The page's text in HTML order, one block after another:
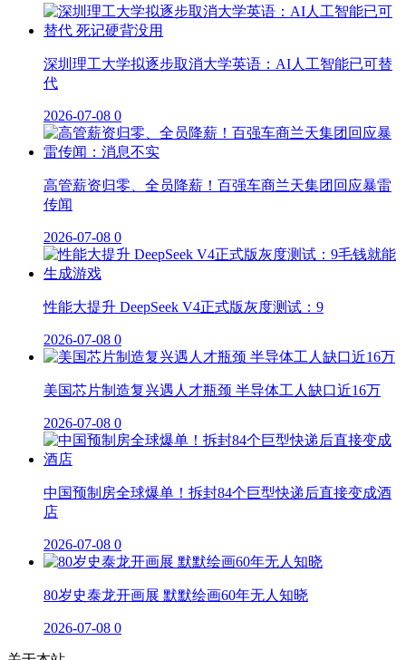
深圳理工大学拟逐步取消大学英语：AI人工智能已可替
代
2026-07-08 0
高管薪资归零、全员降薪！百强车商兰天集团回应暴雷
传闻
2026-07-08 0
性能大提升 DeepSeek V4正式版灰度测试：9
2026-07-08 0
美国芯片制造复兴遇人才瓶颈 半导体工人缺口近16万
2026-07-08 0
中国预制房全球爆单！拆封84个巨型快递后直接变成酒
店
2026-07-08 0
80岁史泰龙开画展 默默绘画60年无人知晓
2026-07-08 0